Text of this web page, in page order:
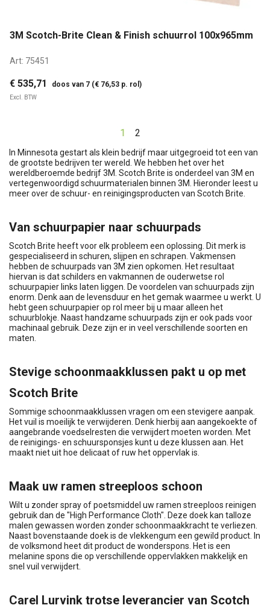
3M Scotch-Brite Clean & Finish schuurrol 100x965mm
Art: 75451
€ 535,71 doos van 7 (€ 76,53 p. rol)
Excl. BTW
1 2
In Minnesota gestart als klein bedrijf maar uitgegroeid tot een van
de grootste bedrijven ter wereld. We hebben het over het
wereldberoemde bedrijf 3M. Scotch Brite is onderdeel van 3M en
vertegenwoordigd schuurmaterialen binnen 3M. Hieronder leest u
meer over de schuur- en reinigingsproducten van Scotch Brite.
Van schuurpapier naar schuurpads
Scotch Brite heeft voor elk probleem een oplossing. Dit merk is
gespecialiseerd in schuren, slijpen en schrapen. Vakmensen
hebben de schuurpads van 3M zien opkomen. Het resultaat
hiervan is dat schilders en vakmannen de ouderwetse rol
schuurpapier links laten liggen. De voordelen van schuurpads zijn
enorm. Denk aan de levensduur en het gemak waarmee u werkt. U
hebt geen schuurpapier op rol meer bij u maar alleen het
schuurblokje. Naast handzame schuurpads zijn er ook pads voor
machinaal gebruik. Deze zijn er in veel verschillende soorten en
maten.
Stevige schoonmaakklussen pakt u op met
Scotch Brite
Sommige schoonmaakklussen vragen om een stevigere aanpak.
Het vuil is moeilijk te verwijderen. Denk hierbij aan aangekoekte of
aangebrande voedselresten die verwijdert moeten worden. Met
de reinigings- en schuursponsjes kunt u deze klussen aan. Het
maakt niet uit hoe delicaat of ruw het oppervlak is.
Maak uw ramen streeploos schoon
Wilt u zonder spray of poetsmiddel uw ramen streeploos reinigen
gebruik dan de "High Performance Cloth". Deze doek kan talloze
malen gewassen worden zonder schoonmaakkracht te verliezen.
Naast bovenstaande doek is de vlekkengum een gewild product. In
de volksmond heet dit product de wonderspons. Het is een
melanine spons die op verschillende oppervlakken makkelijk en
snel vuil verwijdert.
Carel Lurvink trotse leverancier van Scotch